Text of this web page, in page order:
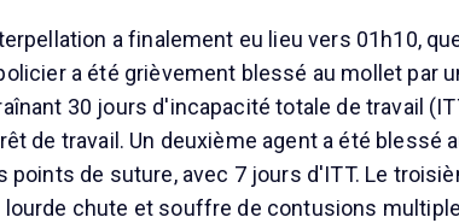
a finalement eu lieu vers 01h10,
a été grièvement blessé au mollet par
30 jours d'incapacité totale de travail
de travail. Un deuxième agent a été blessé
points de suture, avec 7 jours d'ITT. Le
lourde chute et souffre de contusions